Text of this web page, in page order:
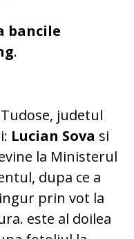
bancile
.
judetul
Lucian Sova si
la Ministerul
dupa ce a
prin vot la
este al doilea